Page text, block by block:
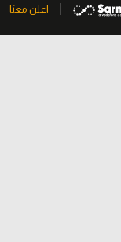
اعلن معنا